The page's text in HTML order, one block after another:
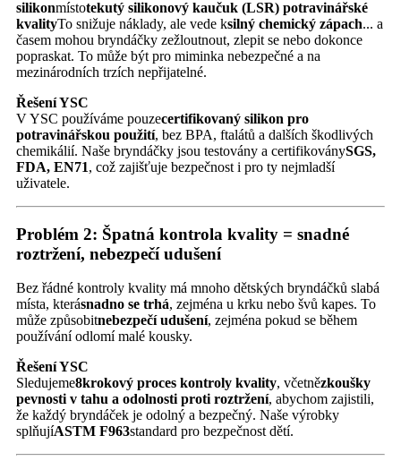
silikonmístotekutý silikonový kaučuk (LSR) potravinářské
kvalityTo snižuje náklady, ale vede ksilný chemický zápach... a
časem mohou bryndáčky zežloutnout, zlepit se nebo dokonce
popraskat. To může být pro miminka nebezpečné a na
mezinárodních trzích nepřijatelné.
Řešení YSC
V YSC používáme pouzecertifikovaný silikon pro
potravinářskou použití, bez BPA, ftalátů a dalších škodlivých
chemikálií. Naše bryndáčky jsou testovány a certifikoványSGS,
FDA, EN71, což zajišťuje bezpečnost i pro ty nejmladší
uživatele.
Problém 2: Špatná kontrola kvality = snadné
roztržení, nebezpečí udušení
Bez řádné kontroly kvality má mnoho dětských bryndáčků slabá
místa, kterásnadno se trhá, zejména u krku nebo švů kapes. To
může způsobitnebezpečí udušení, zejména pokud se během
používání odlomí malé kousky.
Řešení YSC
Sledujeme8krokový proces kontroly kvality, včetnězkoušky
pevnosti v tahu a odolnosti proti roztržení, abychom zajistili,
že každý bryndáček je odolný a bezpečný. Naše výrobky
splňujíASTM F963standard pro bezpečnost dětí.